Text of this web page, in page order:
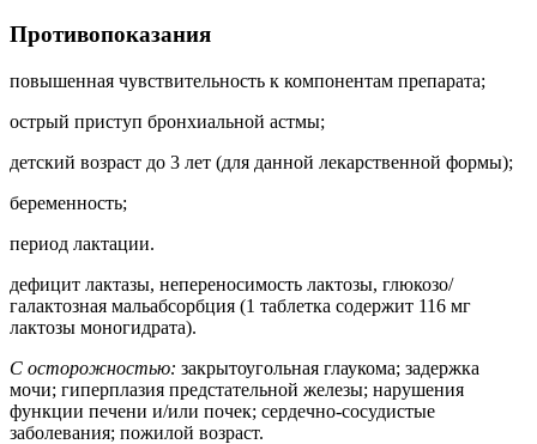
Противопоказания
повышенная чувствительность к компонентам препарата;
острый приступ бронхиальной астмы;
детский возраст до 3 лет (для данной лекарственной формы);
беременность;
период лактации.
дефицит лактазы, непереносимость лактозы, глюкозо/
галактозная мальабсорбция (1 таблетка содержит 116 мг
лактозы моногидрата).
С осторожностью: закрытоугольная глаукома; задержка
мочи; гиперплазия предстательной железы; нарушения
функции печени и/или почек; сердечно-сосудистые
заболевания; пожилой возраст.